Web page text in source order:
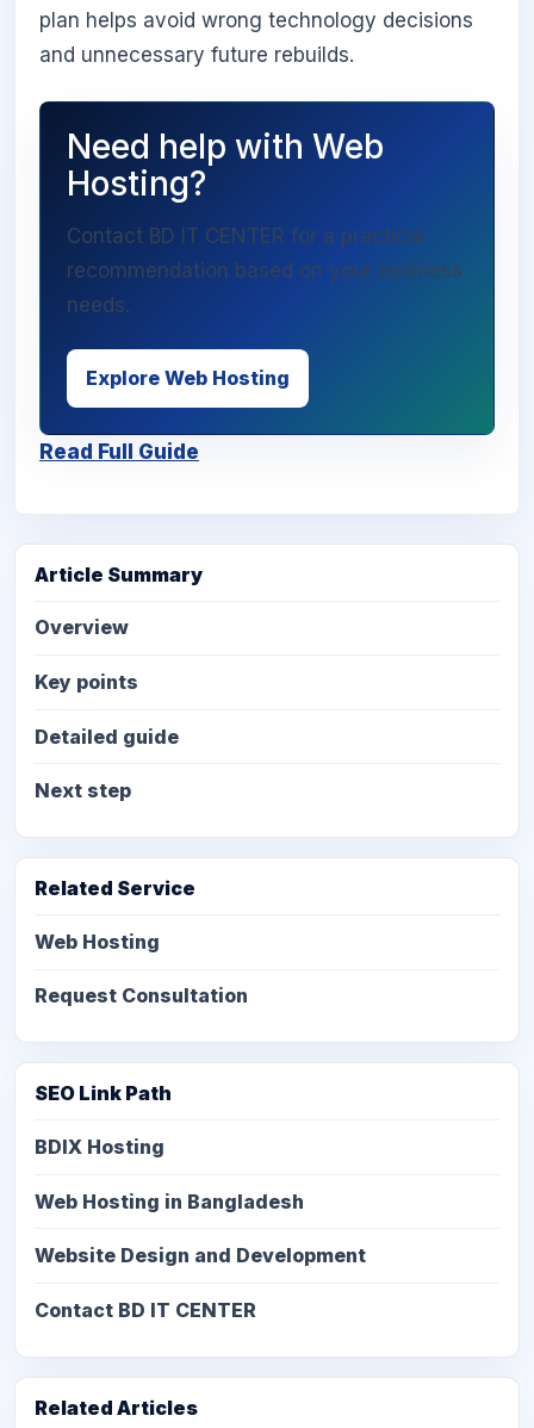
plan helps avoid wrong technology decisions
and unnecessary future rebuilds.
Need help with Web
Hosting?
Contact BD IT CENTER for a practical
recommendation based on your business
needs.
Explore Web Hosting
Read Full Guide
Article Summary
Overview
Key points
Detailed guide
Next step
Related Service
Web Hosting
Request Consultation
SEO Link Path
BDIX Hosting
Web Hosting in Bangladesh
Website Design and Development
Contact BD IT CENTER
Related Articles